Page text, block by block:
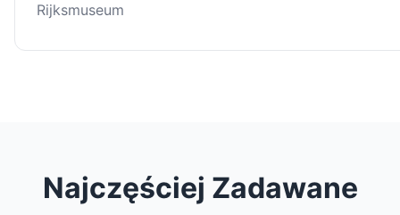
Rijksmuseum
Najczęściej Zadawane